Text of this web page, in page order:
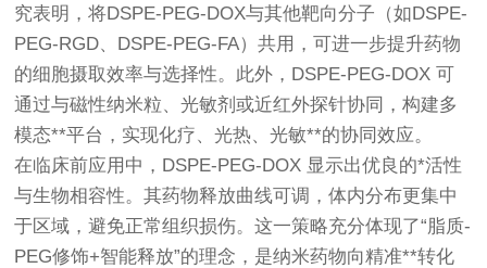
究表明，将DSPE-PEG-DOX与其他靶向分子（如DSPE-
PEG-RGD、DSPE-PEG-FA）共用，可进一步提升药物
的细胞摄取效率与选择性。此外，DSPE-PEG-DOX 可
通过与磁性纳米粒、光敏剂或近红外探针协同，构建多
模态**平台，实现化疗、光热、光敏**的协同效应。
在临床前应用中，DSPE-PEG-DOX 显示出优良的*活性
与生物相容性。其药物释放曲线可调，体内分布更集中
于区域，避免正常组织损伤。这一策略充分体现了“脂质-
PEG修饰+智能释放”的理念，是纳米药物向精准**转化